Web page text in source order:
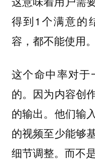
得到1个满意的
容，都不能使用。
这个命中率对于
的。因为内容创
的输出。他们输
的视频至少能够
细节调整。而不